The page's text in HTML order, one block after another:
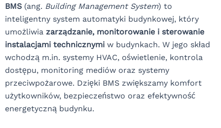
BMS (ang. Building Management System) to
inteligentny system automatyki budynkowej, który
umożliwia zarządzanie, monitorowanie i sterowanie
instalacjami technicznymi w budynkach. W jego skład
wchodzą m.in. systemy HVAC, oświetlenie, kontrola
dostępu, monitoring mediów oraz systemy
przeciwpożarowe. Dzięki BMS zwiększamy komfort
użytkowników, bezpieczeństwo oraz efektywność
energetyczną budynku.